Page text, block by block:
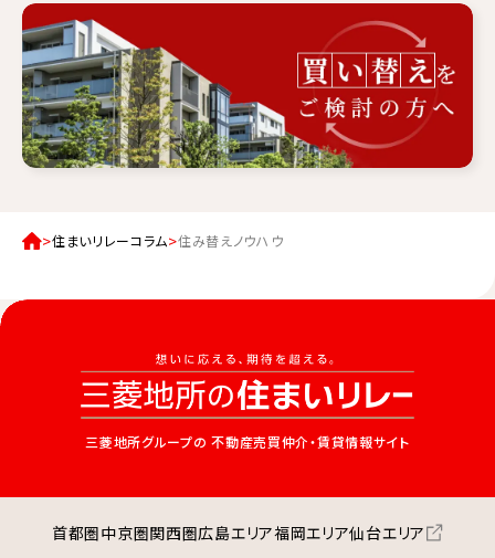
住まいリレーコラム 住み替えノウハウ
三菱地所グループの 不動産売買仲介・賃貸情報サイト
首都圏中京圏関西圏広島エリア福岡エリア仙台エリア